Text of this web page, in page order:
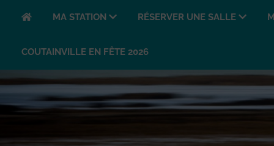
MA STATION RÉSERVER UNE SALLE
COUTAINVILLE EN FÊTE 2026